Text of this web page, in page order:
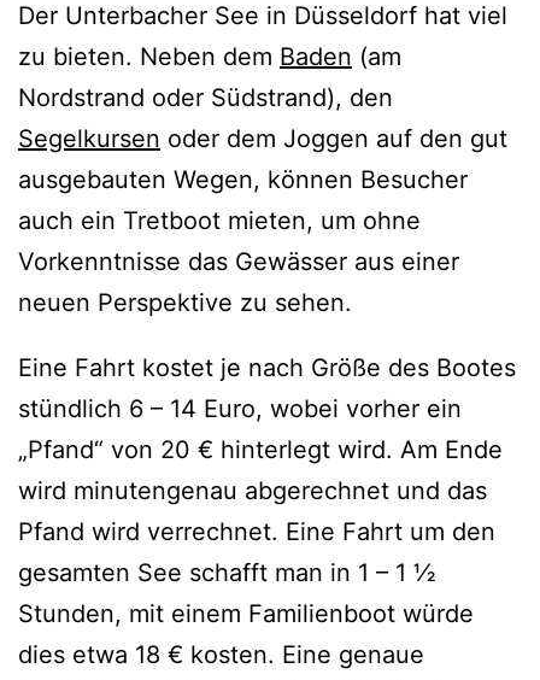
Der Unterbacher See in Düsseldorf hat viel
zu bieten. Neben dem Baden (am
Nordstrand oder Südstrand), den
Segelkursen oder dem Joggen auf den gut
ausgebauten Wegen, können Besucher
auch ein Tretboot mieten, um ohne
Vorkenntnisse das Gewässer aus einer
neuen Perspektive zu sehen.
Eine Fahrt kostet je nach Größe des Bootes
stündlich 6 – 14 Euro, wobei vorher ein
„Pfand“ von 20 € hinterlegt wird. Am Ende
wird minutengenau abgerechnet und das
Pfand wird verrechnet. Eine Fahrt um den
gesamten See schafft man in 1 – 1 ½
Stunden, mit einem Familienboot würde
dies etwa 18 € kosten. Eine genaue